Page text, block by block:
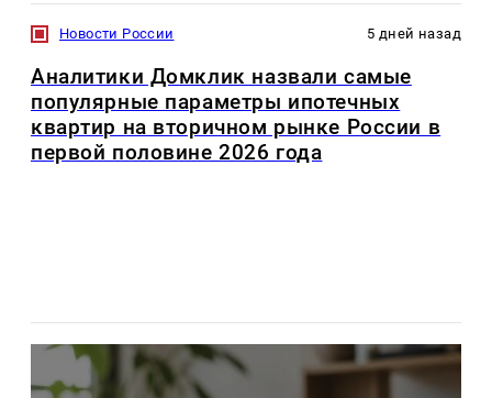
Новости России 5 дней назад
Аналитики Домклик назвали самые
популярные параметры ипотечных
квартир на вторичном рынке России в
первой половине 2026 года